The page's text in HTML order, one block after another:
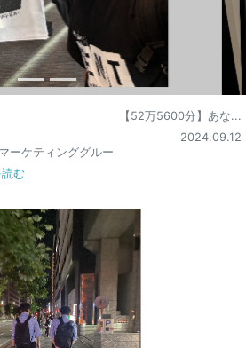
【52万5600分】あな...
2024.09.12
ーケティンググルー
む